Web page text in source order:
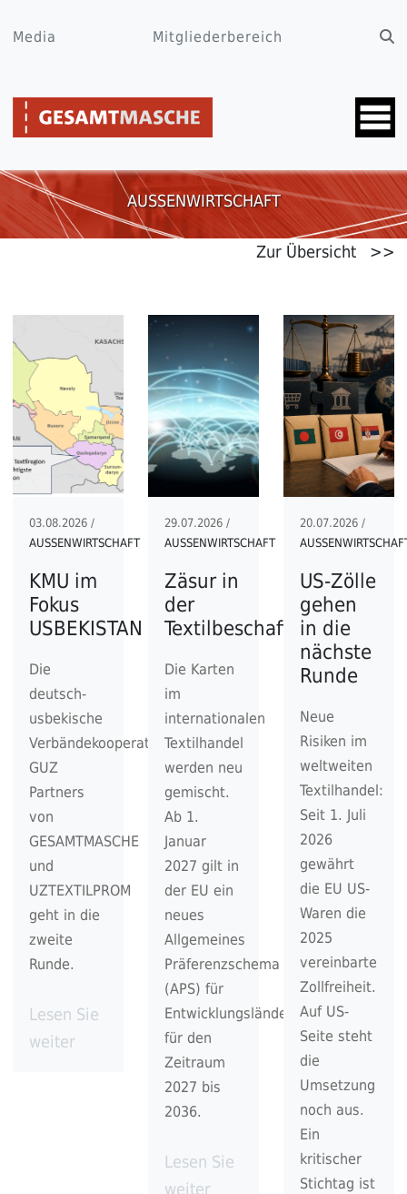
Media Mitgliederbereich
AUSSENWIRTSCHAFT
Zur Übersicht >>
03.08.2026 /
AUSSENWIRTSCHAFT
KMU im
Fokus
USBEKISTAN
Die
deutsch-
usbekische
Verbändekooperation
GUZ
Partners
von
GESAMTMASCHE
und
UZTEXTILPROM
geht in die
zweite
Runde.
Lesen Sie
weiter
29.07.2026 /
AUSSENWIRTSCHAFT
Zäsur in
der
Textilbeschaffung
Die Karten
im
internationalen
Textilhandel
werden neu
gemischt.
Ab 1.
Januar
2027 gilt in
der EU ein
neues
Allgemeines
Präferenzschema
(APS) für
Entwicklungsländer
für den
Zeitraum
2027 bis
2036.
Lesen Sie
weiter
20.07.2026 /
US-Zölle
gehen
in die
nächste
Runde
Neue
Risiken im
weltweiten
Textilhandel:
Seit 1. Juli
2026
gewährt
die EU US-
Waren die
2025
vereinbarte
Zollfreiheit.
Auf US-
Seite steht
die
Umsetzung
noch aus.
Ein
kritischer
Stichtag ist